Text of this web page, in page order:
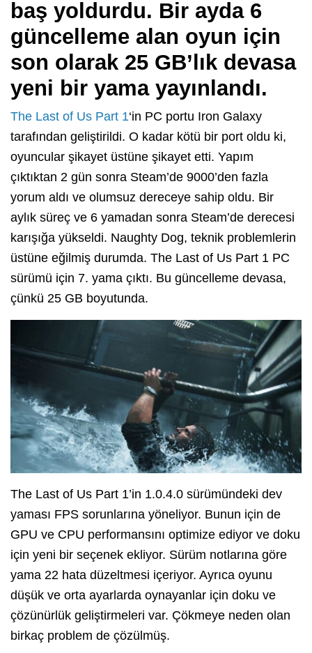
baş yoldurdu. Bir ayda 6
güncelleme alan oyun için
son olarak 25 GB’lık devasa
yeni bir yama yayınlandı.
The Last of Us Part 1‘in PC portu Iron Galaxy
tarafından geliştirildi. O kadar kötü bir port oldu ki,
oyuncular şikayet üstüne şikayet etti. Yapım
çıktıktan 2 gün sonra Steam’de 9000’den fazla
yorum aldı ve olumsuz dereceye sahip oldu. Bir
aylık süreç ve 6 yamadan sonra Steam’de derecesi
karışığa yükseldi. Naughty Dog, teknik problemlerin
üstüne eğilmiş durumda. The Last of Us Part 1 PC
sürümü için 7. yama çıktı. Bu güncelleme devasa,
çünkü 25 GB boyutunda.
The Last of Us Part 1’in 1.0.4.0 sürümündeki dev
yaması FPS sorunlarına yöneliyor. Bunun için de
GPU ve CPU performansını optimize ediyor ve doku
için yeni bir seçenek ekliyor. Sürüm notlarına göre
yama 22 hata düzeltmesi içeriyor. Ayrıca oyunu
düşük ve orta ayarlarda oynayanlar için doku ve
çözünürlük geliştirmeleri var. Çökmeye neden olan
birkaç problem de çözülmüş.